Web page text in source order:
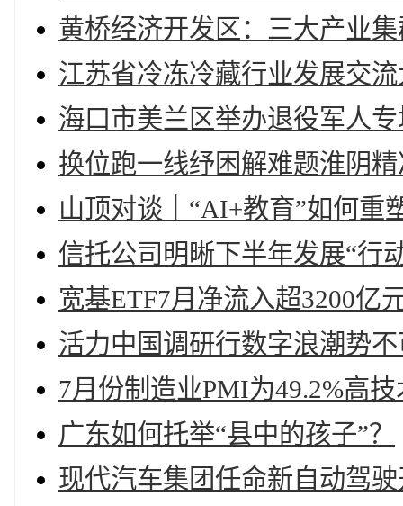
黄桥经济开发区：三大产业
江苏省冷冻冷藏行业发展交
海口市美兰区举办退役军人
换位跑一线纾困解难题淮阴
山顶对谈｜“AI+教育”如何重
信托公司明晰下半年发展“行
宽基ETF7月净流入超3200亿
活力中国调研行数字浪潮势
7月份制造业PMI为49.2%高
广东如何托举“县中的孩子”？
现代汽车集团任命新自动驾